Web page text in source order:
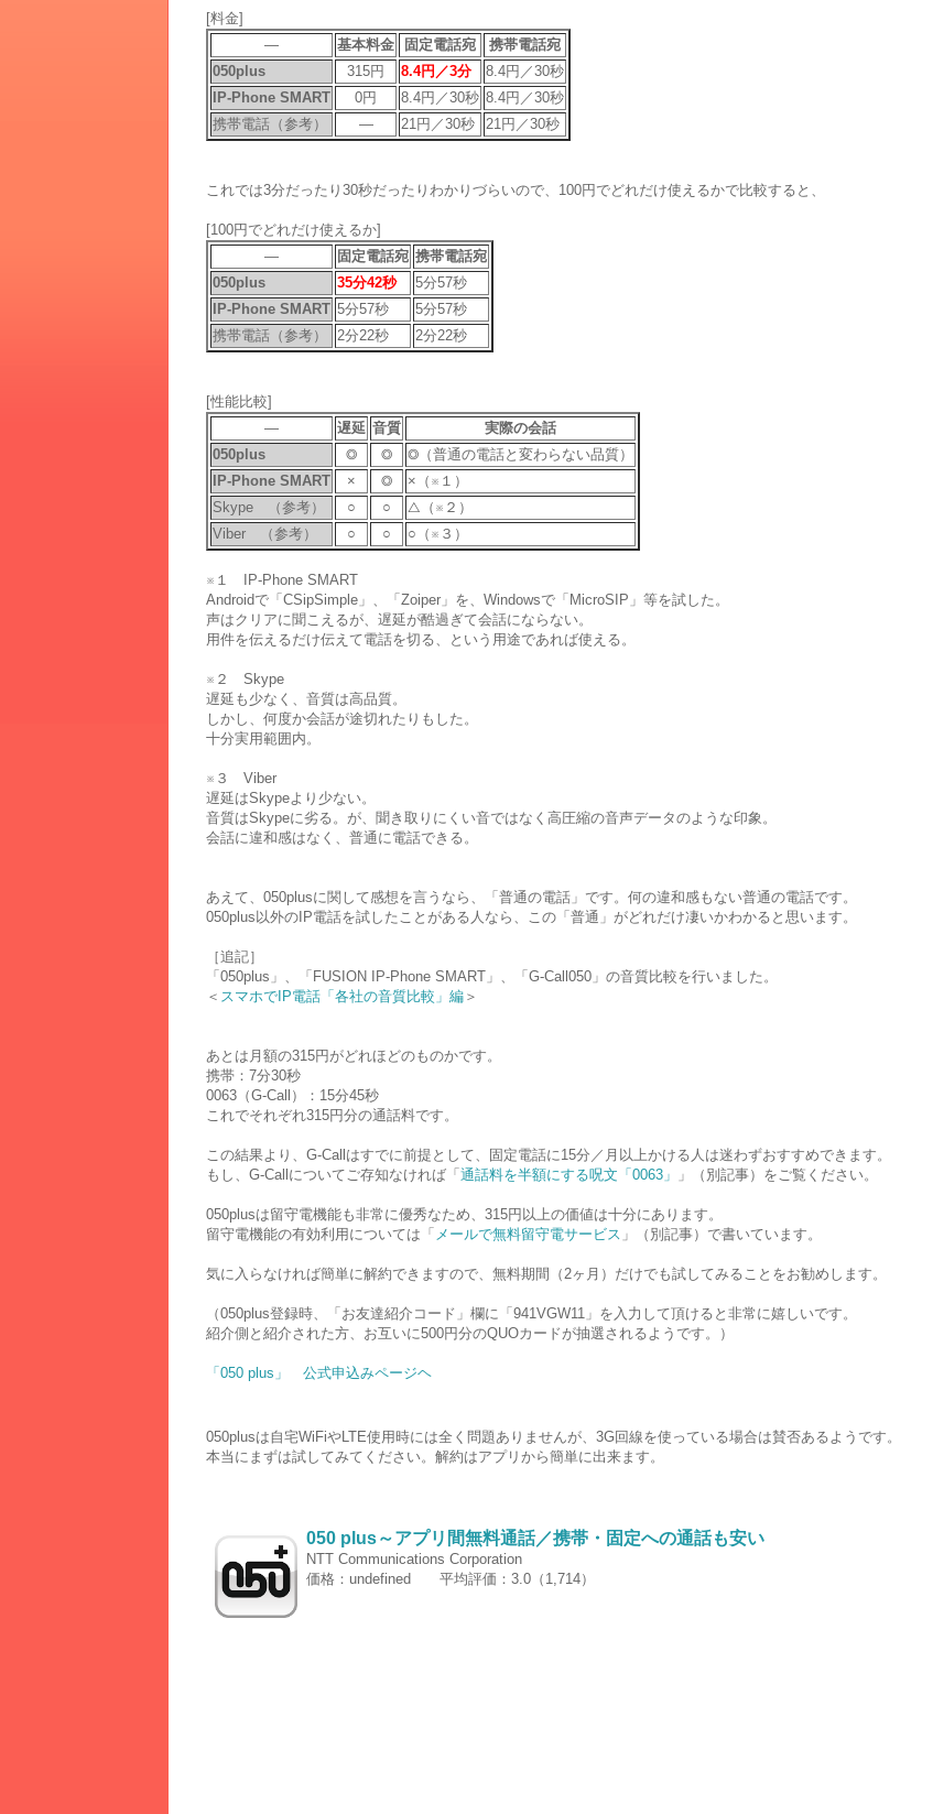
[料金]
―
基本料金 固定電話宛
携帯電話宛
050plus
315円 8.4円／3分
8.4円／30秒
IP-Phone SMART
0円 8.4円／30秒 8.4円／30秒
携帯電話（参考）
― 21円／30秒 21円／30秒
これでは3分だったり30秒だったりわかりづらいので、100円でどれだけ使えるかで比較すると、
[100円でどれだけ使えるか]
―
固定電話宛 携帯電話宛
050plus
35分42秒
5分57秒
IP-Phone SMART 5分57秒
5分57秒
携帯電話（参考）
2分22秒 2分22秒
[性能比較]
―
遅延 音質
実際の会話
050plus
◎ ◎
◎（普通の電話と変わらない品質）
IP-Phone SMART
× ◎
×（※１）
Skype （参考）
○ ○
△（※２）
Viber （参考）
○ ○ ○（※３）
※１ IP-Phone SMART
Androidで「CSipSimple」、「Zoiper」を、Windowsで「MicroSIP」等を試した。
声はクリアに聞こえるが、遅延が酷過ぎて会話にならない。
用件を伝えるだけ伝えて電話を切る、という用途であれば使える。
※２ Skype
遅延も少なく、音質は高品質。
しかし、何度か会話が途切れたりもした。
十分実用範囲内。
※３ Viber
遅延はSkypeより少ない。
音質はSkypeに劣る。が、聞き取りにくい音ではなく高圧縮の音声データのような印象。
会話に違和感はなく、普通に電話できる。
あえて、050plusに関して感想を言うなら、「普通の電話」です。何の違和感もない普通の電話です。
050plus以外のIP電話を試したことがある人なら、この「普通」がどれだけ凄いかわかると思います。
［追記］
「050plus」、「FUSION IP-Phone SMART」、「G-Call050」の音質比較を行いました。
＜ スマホでIP電話「各社の音質比較」編 ＞
あとは月額の315円がどれほどのものかです。
携帯：7分30秒
0063（G-Call）：15分45秒
これでそれぞれ315円分の通話料です。
この結果より、G-Callはすでに前提として、固定電話に15分／月以上かける人は迷わずおすすめできます。
もし、G-Callについてご存知なければ「通話料を半額にする呪文「0063」 」（別記事）をご覧ください。
050plusは留守電機能も非常に優秀なため、315円以上の価値は十分にあります。
留守電機能の有効利用については「 メールで無料留守電サービス 」（別記事）で書いています。
気に入らなければ簡単に解約できますので、無料期間（2ヶ月）だけでも試してみることをお勧めします。
（050plus登録時、「お友達紹介コード」欄に「941VGW11」を入力して頂けると非常に嬉しいです。
紹介側と紹介された方、お互いに500円分のQUOカードが抽選されるようです。）
「050 plus」 公式申込みページヘ
050plusは自宅WiFiやLTE使用時には全く問題ありませんが、3G回線を使っている場合は賛否あるようです。
本当にまずは試してみてください。解約はアプリから簡単に出来ます。
050 plus～アプリ間無料通話／携帯・固定への通話も安い
NTT Communications Corporation
価格：undefined 平均評価：3.0（1,714）